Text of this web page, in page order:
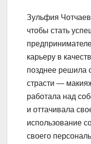
Зульфия
чтобы стать
карьеру в
позднее решила
страсти —
работала над
и оттачивала
использование
своего